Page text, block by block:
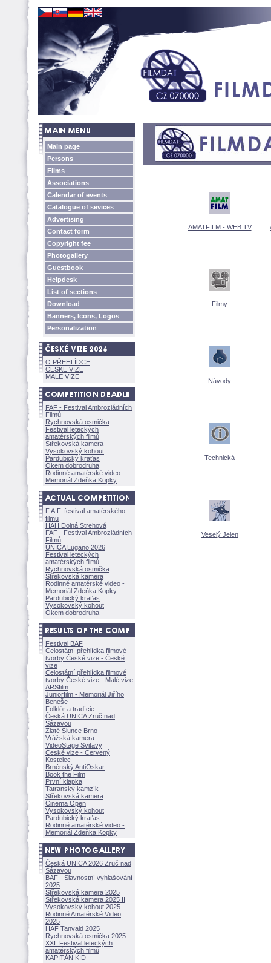
Main page
Persons
Films
Associations
Calendar of events
Catalogue of sevices
Advertising
Contact form
Copyright fee
Photogallery
Guestbook
Helpdesk
List of sections
Download
Banners, Icons, Logos
Personalization
O PŘEHLÍDCE
ČESKÉ VIZE
MALÉ VIZE
FAF - Festival Ambroziádních
Filmů
Rychnovská osmička
Festival leteckých
amatérských filmů
Střekovská kamera
Vysokovský kohout
Pardubický kraťas
Okem dobrodruha
Rodinné amatérské video -
Memoriál Zdeňka Kopky
F.A.F. festival amatérského
filmu
HAH Dolná Strehov
FAF - Festival Ambroziádních
Filmů
UNICA Lugano 2026
Festival leteckých
amatérských filmů
Rychnovská osmička
Střekovská kamera
Rodinné amatérské video -
Memoriál Zdeňka Kopky
Pardubický kraťas
Vysokovský kohout
Okem dobrodruha
Festival BAF
Celostátní přehlídka filmové
tvorby České vize - České
vize
Celostátní přehlídka filmové
tvorby České vize - Malé vize
ARSfilm
Juniorfilm - Memoriál Jiřího
Beneše
Folklór a tradície
Česká UNICA Zruč nad
Sázavou
Zlaté Slunce Brno
Vrážská kamera
VideoStage Svitavy
České vize - Červený
Kostelec
Brněnský AntiOskar
Book the Film
První klapka
Tatranský kamzík
Střekovská kamera
Cinema Open
Vysokovský kohout
Pardubický kraťas
Rodinné amatérské video -
Memoriál Zdeňka Kopky
Česká UNICA 2026 Zruč nad
Sázavou
BAF - Slavnostní vyhlašování
2025
Střekovská kamera 2025
Střekovská kamera 2025 II
Vysokovský kohout 2025
Rodinné Amatérské Video
2025
HAF Tanvald 2025
Rychnovská osmička 2025
XXI. Festival leteckých
amatérských filmů
KAPITÁN KID
AMATFILM - WEB TV
Filmy
Návody
Technick
Veselý Jelen